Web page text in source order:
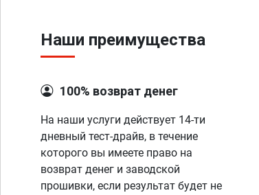
Наши преимущества
100% возврат денег
На наши услуги действует 14-ти
дневный тест-драйв, в течение
которого вы имеете право на
возврат денег и заводской
прошивки, если результат будет не